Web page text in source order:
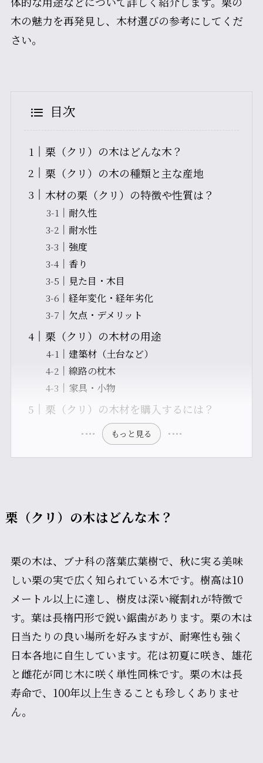
木の魅力を再発見し、木材選びの参考にしてくだ
さい。
目次
栗（クリ）の木はどんな木？
栗（クリ）の木の種類と主な産地
木材の栗（クリ）の特徴や性質は？
耐久性
耐水性
強度
香り
見た目・木目
経年変化・経年劣化
欠点・デメリット
栗（クリ）の木材の用途
建築材（土台など）
線路の枕木
家具・小物
栗（クリ）の木材を購入するには？
もっと見る
栗（クリ）の木はどんな木？
栗の木は、ブナ科の落葉広葉樹で、秋に実る美味
しい栗の実で広く知られている木です。樹高は10
メートル以上に達し、樹皮は深い縦割れが特徴で
す。葉は長楕円形で鋭い鋸歯があります。栗の木は
日当たりの良い場所を好みますが、耐寒性も強く
日本各地に自生しています。花は初夏に咲き、雄花
と雌花が同じ木に咲く単性同株です。栗の木は長
寿命で、100年以上生きることも珍しくありませ
ん。